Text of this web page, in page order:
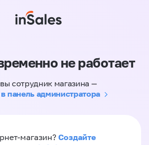
не работает
сотрудник магазина —
панель администратора
магазин? Создайте